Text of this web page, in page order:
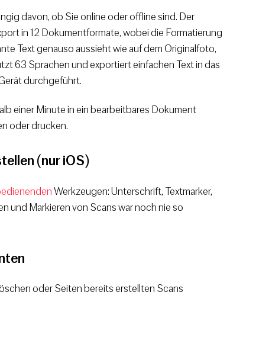
davon, ob Sie online oder offline sind. Der
in 12 Dokumentformate, wobei die Formatierung
Text genauso aussieht wie auf dem Originalfoto,
63 Sprachen und exportiert einfachen Text in das
durchgeführt.
einer Minute in ein bearbeitbares Dokument
oder drucken.
(nur iOS)
Werkzeugen: Unterschrift, Textmarker,
und Markieren von Scans war noch nie so
oder Seiten bereits erstellten Scans